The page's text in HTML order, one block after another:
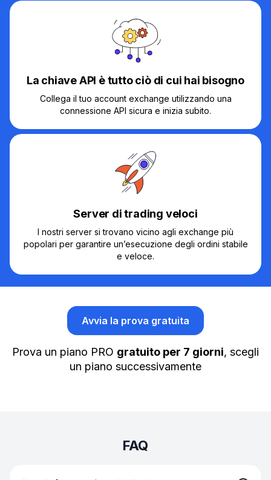
La chiave API è tutto ciò di cui hai bisogno
Collega il tuo account exchange utilizzando una
connessione API sicura e inizia subito.
Server di trading veloci
I nostri server si trovano vicino agli exchange più
popolari per garantire un’esecuzione degli ordini stabile
e veloce.
Avvia la prova gratuita
Prova un piano PRO gratuito per 7 giorni, scegli
un piano successivamente
FAQ